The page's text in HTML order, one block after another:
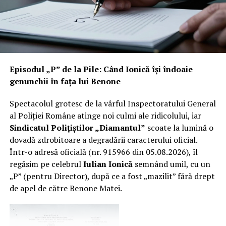
Ce a găsit, potrivit informațiilor obținute de Incisiv de
Prahova?
Unșef de post cu SUV electric, dar cu morală pe
motorină:
– la postul de poliție s-au făcut
racordări ilegale la
curent
–priza instituțieiera folosită, „în familie”, pentru
încărcarea mașinii electrice personalea șefului de
post;
– consumul era decontat, evident, de stat, adică de
cetățeanul prost, că „statul” nu plătește din buzunarul
lui.
Pe românește: șeful de post își băga mașina în priză la
buget, și-a făcut propria „stație de încărcare” la peretele
instituției, iar nota de plată se ducea la contribuabili.
Episodul „P” de la Pile: Când Ionică își îndoaie
genunchii în fața lui Benone
Spectacolul grotesc de la vârful Inspectoratului General
al Poliției Române atinge noi culmi ale ridicolului, iar
Sindicatul Polițiștilor „Diamantul” scoate la lumină o
dovadă zdrobitoare a degradării caracterului oficial.
Într-o adresă oficială (nr. 915966 din 05.08.2026), îl
regăsim pe celebrulIulian Ionicăsemnând umil, cu un
„P” (pentru Director), după ce a fost „mazilit” fără drept
de apel de către Benone Matei.